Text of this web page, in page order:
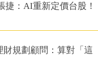
捷：AI重新定價台股！
規劃顧問：算對「這